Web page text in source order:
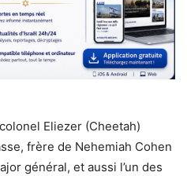
Eliezer (Cheetah)
frère de Nehemiah Cohen
général, et aussi l’un des